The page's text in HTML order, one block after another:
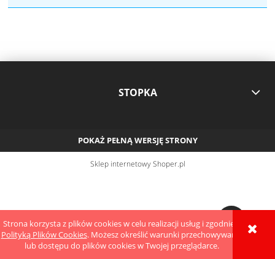
Strona korzysta z plików cookies w celu realizacji usług i zgodnie z
Polityką Plików Cookies. Możesz określić warunki przechowywania
lub dostępu do plików cookies w Twojej przeglądarce.
STOPKA
POKAŻ PEŁNĄ WERSJĘ STRONY
Sklep internetowy Shoper.pl